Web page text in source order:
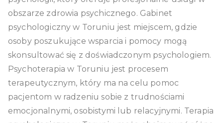
obszarze zdrowia psychicznego. Gabinet
psychologiczny w Toruniu jest miejscem, gdzie
osoby poszukujące wsparcia i pomocy mogą
skonsultować się z doświadczonym psychologiem.
Psychoterapia w Toruniu jest procesem
terapeutycznym, który ma na celu pomoc
pacjentom w radzeniu sobie z trudnościami
emocjonalnymi, osobistymi lub relacyjnymi. Terapia